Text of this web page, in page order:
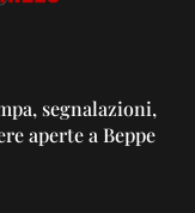
segnalazioni,
aperte a Beppe